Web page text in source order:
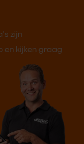
zijn
en kijken graag